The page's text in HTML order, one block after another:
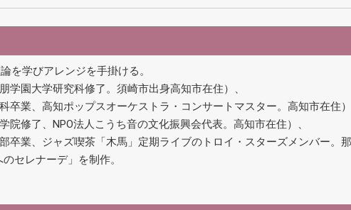
を学びアレンジを手掛ける。
園大学研究科修了。須崎市出身高知市在住）、
卒業、高知ポップスオーケストラ・コンサートマスター。高知市在住）
修了、NPO法人こうち音の文化振興会代表。高知市在住）、
卒業、ジャズ喫茶「木馬」定期ライブのトロイ・スターズメンバー。那
セレナーデ」を制作。